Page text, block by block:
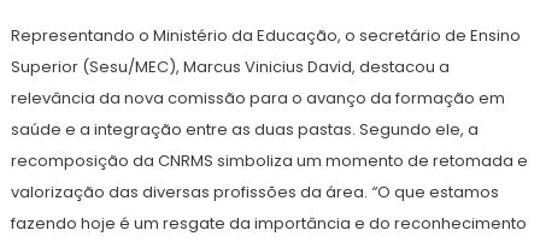
Representando o Ministério da Educação, o secretário de Ensino
Superior (Sesu/MEC), Marcus Vinicius David, destacou a
relevância da nova comissão para o avanço da formação em
saúde e a integração entre as duas pastas. Segundo ele, a
recomposição da CNRMS simboliza um momento de retomada e
valorização das diversas profissões da área. “O que estamos
fazendo hoje é um resgate da importância e do reconhecimento